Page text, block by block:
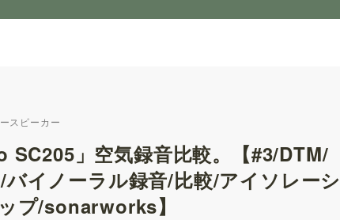
スピーカー
SC205」空気録音比較。【#3/DTM/
イノーラル録音/比較/アイソレーシ
プ/sonarworks】